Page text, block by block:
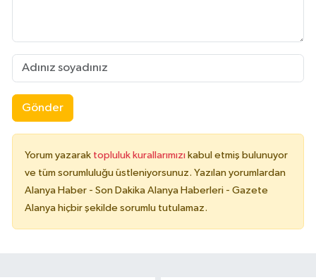
Gönder
Yorum yazarak topluluk kurallarımızı kabul etmiş bulunuyor
ve tüm sorumluluğu üstleniyorsunuz. Yazılan yorumlardan
Alanya Haber - Son Dakika Alanya Haberleri - Gazete
Alanya hiçbir şekilde sorumlu tutulamaz.